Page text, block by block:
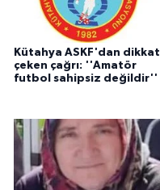
Kütahya ASKF'dan dikkat
çeken çağrı: ''Amatör
futbol sahipsiz değildir''